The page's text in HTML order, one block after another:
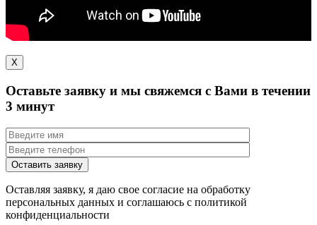
X
Оставьте заявку и мы свяжемся с Вами в течении
3 минут
Оставляя заявку, я даю свое согласие на обработку
персональных данных и соглашаюсь с политикой
конфиденциальности